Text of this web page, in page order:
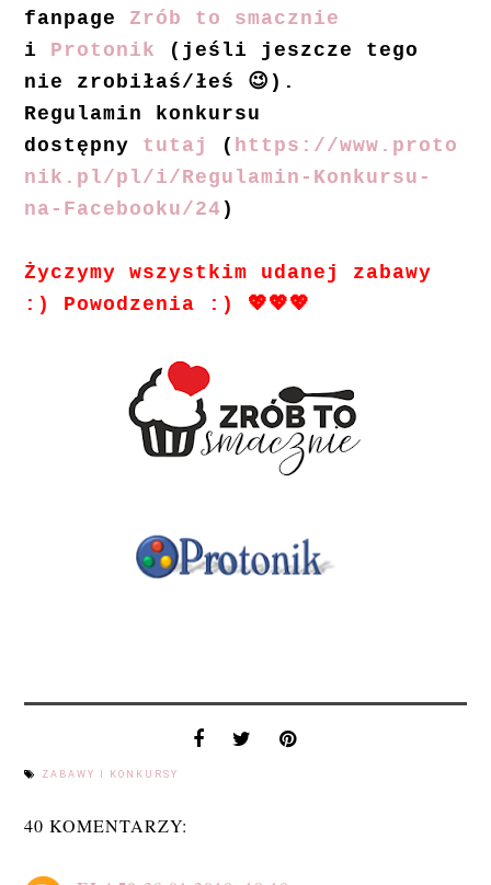
fanpage Zrób to smacznie
i Protonik
(jeśli jeszcze tego
nie zrobiłaś/łeś 😉).
Regulamin konkursu
dostępny tutaj ( https://www.proto
nik.pl/pl/i/Regulamin-Konkursu-
na-Facebooku/24 )
Życzymy wszystkim udanej zabawy
:) Powodzenia :) 💖💖💖
ZABAWY I KONKURSY
40 KOMENTARZY: